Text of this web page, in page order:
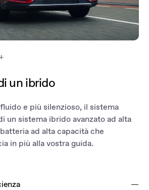
un ibrido
e più silenzioso, il sistema
un sistema ibrido avanzato ad alta
ad alta capacità che
in più alla vostra guida.